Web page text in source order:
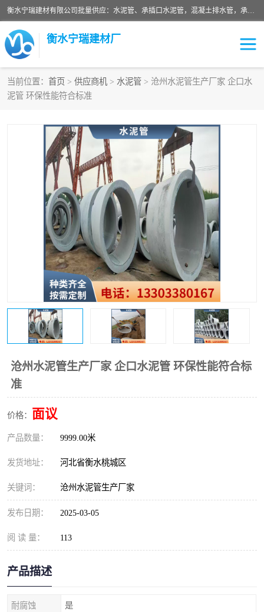
衡水宁瑞建材有限公司批量供应：水泥管、承插口水泥管，混凝土排水管，承插口水泥管，企口水泥管，钢承口水泥管，顶管，平口水泥管，水泥检查井，混凝土检查井，预制混凝土检查井，矩形检查井，圆形检查井等产品。
衡水宁瑞建材厂
当前位置： 首页 > 供应商机 > 水泥管 > 沧州水泥管生产厂家 企口水
泥管 环保性能符合标准
沧州水泥管生产厂家 企口水泥管 环保性能符合标
准
价格： 面议
产品数量： 9999.00米
发货地址： 河北省衡水桃城区
关键词： 沧州水泥管生产厂家
发布日期： 2025-03-05
阅 读 量： 113
产品描述
耐腐蚀 是
检查井
水泥检查井 水泥管
圆形检查井 矩形检查井
混凝土检查井 预制混凝土检查井
企口水泥管 钢承口水泥管
波纹管